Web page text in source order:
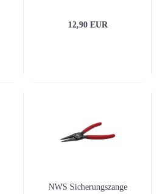
12,90 EUR
NWS Sicherungszange